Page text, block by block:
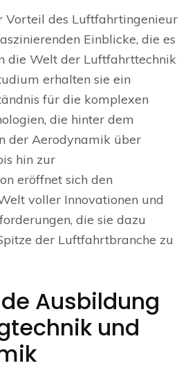
Vorteil des Luftfahrtingenieur
Einblicke, die es
die Welt der Luftfahrttechnik
erhalten sie ein
für die komplexen
die hinter dem
der Aerodynamik über
hin zur
eröffnet sich den
voller Innovationen und
die sie dazu
der Luftfahrtbranche zu
Ausbildung
und